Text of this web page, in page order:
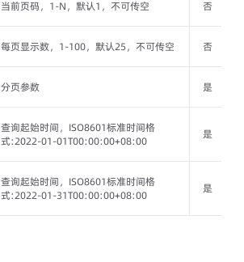
当前页码，1-N，默认1，不可传空 否
每页显示数，1-100，默认25，不可传空 否
分页参数 是
查询起始时间，ISO8601标准时间格
式:2022-01-01T00:00:00+08:00
是
查询起始时间，ISO8601标准时间格
式:2022-01-31T00:00:00+08:00
是